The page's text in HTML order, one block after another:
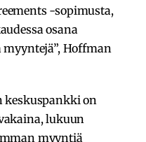
-sopimusta,
osana
Hoffman
keskuspankki on
lukuun
myyntiä